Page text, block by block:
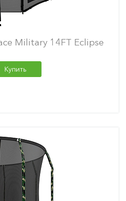
Military 14FT Eclipse
Купить